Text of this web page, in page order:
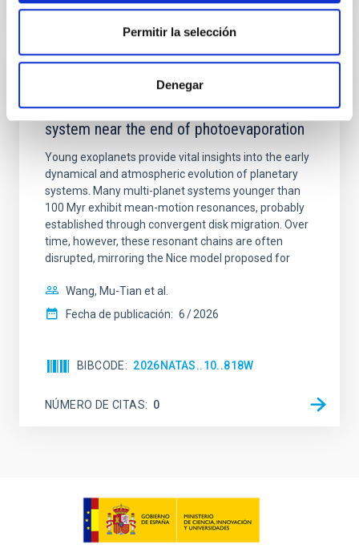
Permitir la selección
Denegar
NÚMERO DE CITAS 7
An adolescent and near-resonant planetary
system near the end of photoevaporation
Young exoplanets provide vital insights into the early
dynamical and atmospheric evolution of planetary
systems. Many multi-planet systems younger than
100 Myr exhibit mean-motion resonances, probably
established through convergent disk migration. Over
time, however, these resonant chains are often
disrupted, mirroring the Nice model proposed for
Wang, Mu-Tian et al.
Fecha de publicación: 6 2026
BIBCODE 2026NATAS..10..818W
NÚMERO DE CITAS 0